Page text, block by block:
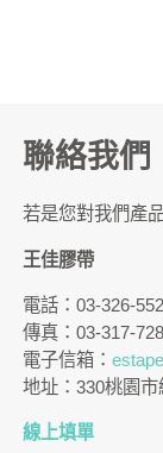
聯絡我們
若是您對我們產
王佳膠帶
電話：03-326-
傳真：03-317-
電子信箱：
地址：330桃園
線上填單